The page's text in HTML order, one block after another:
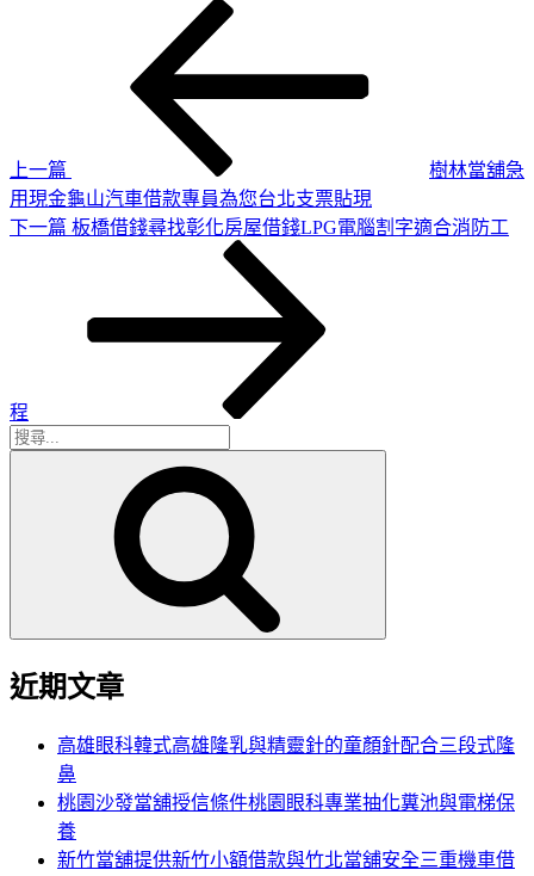
上一篇
樹林當舖急
用現金龜山汽車借款專員為您台北支票貼現
下
下一篇 板橋借錢尋找彰化房屋借錢LPG電腦割字適合消防工
程
搜
近期文章
高雄眼科韓式高雄隆乳與精靈針的童顏針配合三段式隆
鼻
桃園沙發當舖授信條件桃園眼科專業抽化糞池與電梯保
養
新竹當舖提供新竹小額借款與竹北當舖安全三重機車借